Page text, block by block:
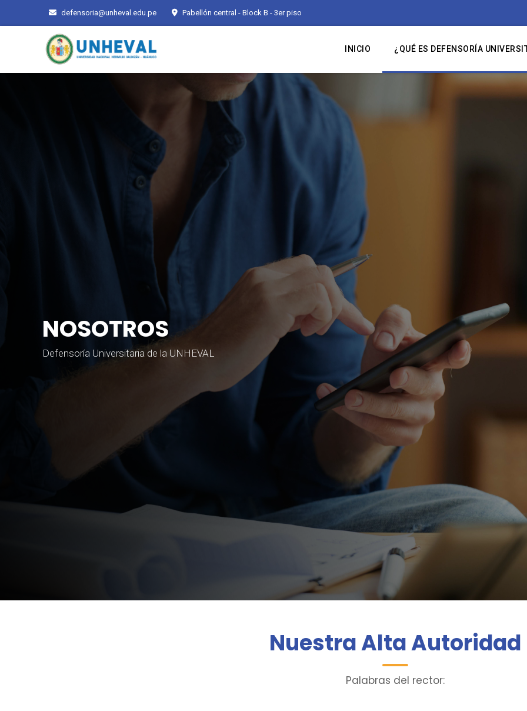
defensoria@unheval.edu.pe Pabellón central - Block B - 3er piso
INICIO ¿QUÉ ES DEFENSORÍA
NOSOTROS
Defensoría Universitaria de la UNHEVAL
Nuestra Alta Autoridad
Palabras del rector: